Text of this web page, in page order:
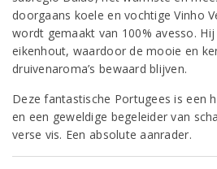
doorgaans koele en vochtige Vinho
wordt gemaakt van 100% avesso.
eikenhout, waardoor de mooie en
druivenaroma’s bewaard blijven.
Deze fantastische Portugees is een
en een geweldige begeleider van
verse vis. Een absolute aanrader.